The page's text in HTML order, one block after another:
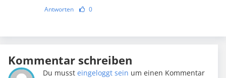
Antworten 0
Kommentar schreiben
Du mussteingeloggt sein um einen Kommentar